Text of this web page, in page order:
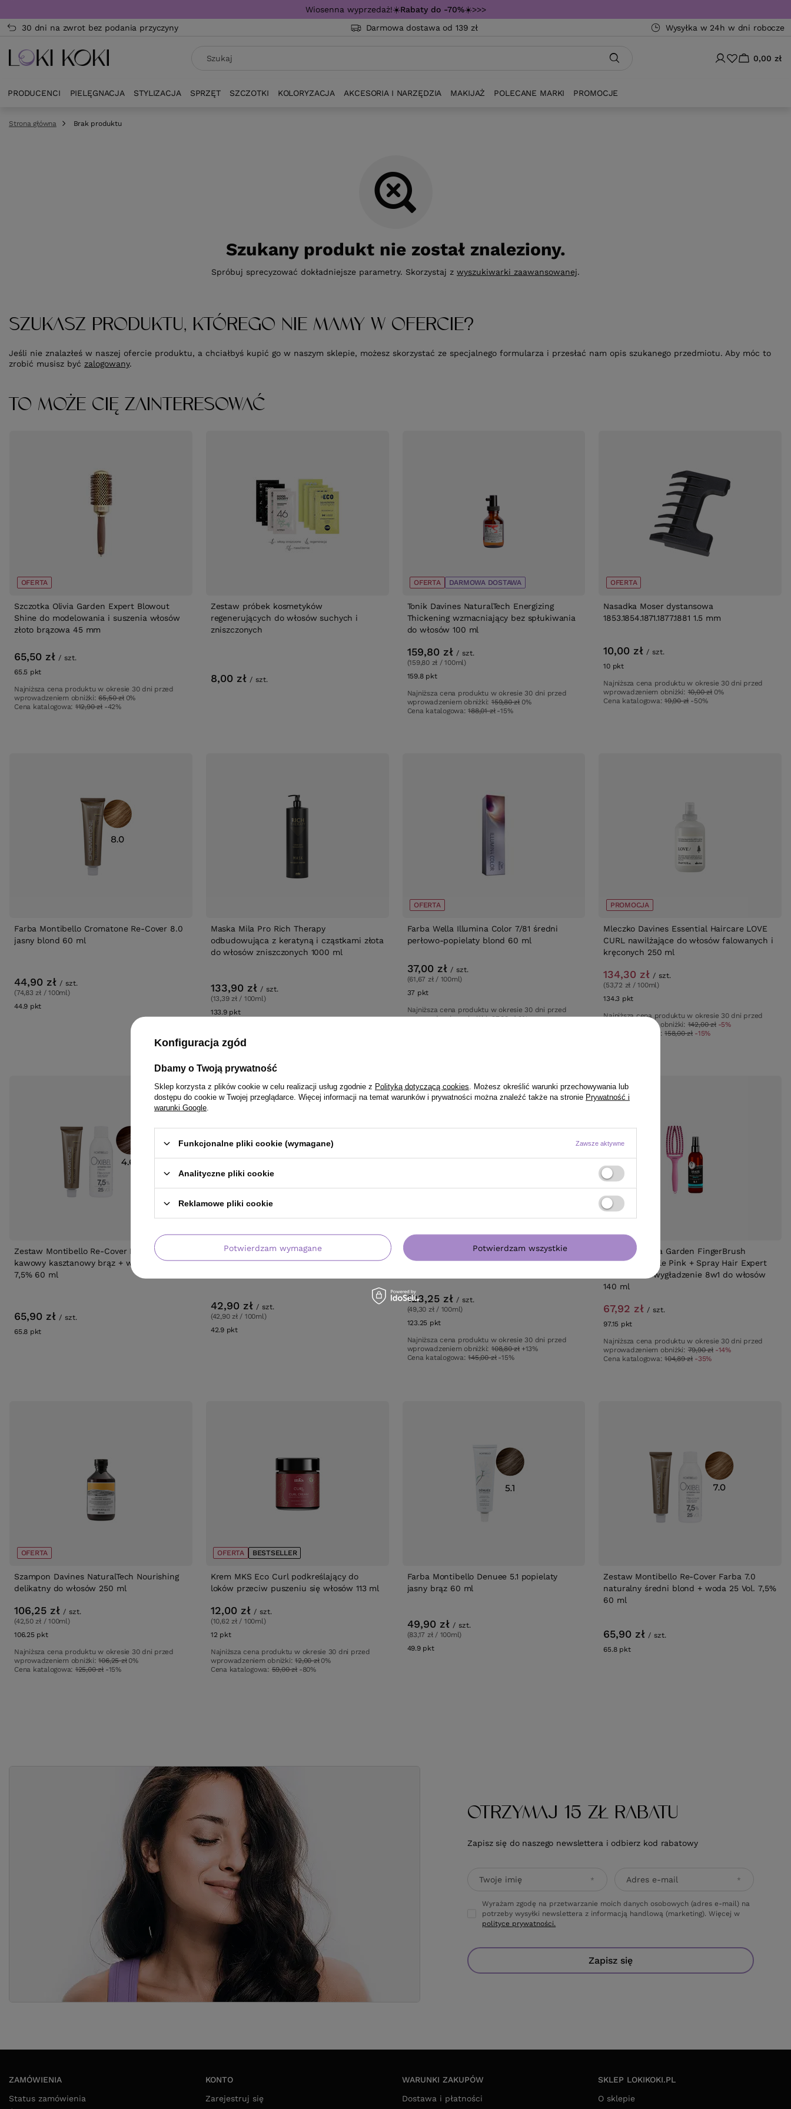
Wiosenna wyprzedaż!☀️Rabaty do -70%☀️>>>
30 dni na zwrot bez podania przyczyny
Darmowa dostawa od 139 zł Wysyłka w 24h w dni robocze
0,00 zł
PRODUCENCI PIELĘGNACJA STYLIZACJA SPRZĘT SZCZOTKI KOLORYZACJA AKCESORIA I NARZĘDZIA MAKIJAŻ POLECANE MARKI PROMOCJE
Strona główna Brak produktu
Szukany produkt nie został znaleziony.
Spróbuj sprecyzować dokładniejsze parametry. Skorzystaj z wyszukiwarki zaawansowanej.
SZUKASZ PRODUKTU, KTÓREGO NIE MAMY W OFERCIE?
Jeśli nie znalazłeś w naszej ofercie produktu, a chciałbyś kupić go w naszym sklepie, możesz skorzystać ze specjalnego formularza i przesłać nam opis szukanego przedmiotu. Aby móc to
zrobić musisz być zalogowany.
TO MOŻE CIĘ ZAINTERESOWAĆ
OFERTA
Szczotka Olivia Garden Expert Blowout
Shine do modelowania i suszenia włosów
złoto brązowa 45 mm
65,50 zł / szt.
65.5 pkt
Najniższa cena produktu w okresie 30 dni przed
wprowadzeniem obniżki:65,50 zł 0%
Cena katalogowa: 112,90 zł -42%
Zestaw próbek kosmetyków
regenerujących do włosów suchych i
zniszczonych
8,00 zł / szt.
OFERTA DARMOWA DOSTAWA
Tonik Davines NaturalTech Energizing
Thickening wzmacniający bez spłukiwania
do włosów 100 ml
159,80 zł / szt.
(159,80 zł / 100ml)
159.8 pktpunktów
Najniższa cena produktu w okresie 30 dni przed
wprowadzeniem obniżki: 159,80 zł 0%
Cena katalogowa:188,01 zł -15%
OFERTA
Nasadka Moser dystansowa
1853.1854.1871.1877.1881 1.5 mm
10,00 zł / szt.
10 pktpunktów
Najniższa cena produktu w okresie 30 dni przed
wprowadzeniem obniżki: 10,00 zł 0%
Cena katalogowa:19,90 zł -50%
Farba Montibello Cromatone Re-Cover 8.0
jasny blond 60 ml
44,90 zł / szt.
(74,83 zł / 100ml)
44.9 pkt
Maska Mila Pro Rich Therapy
odbudowująca z keratyną i cząstkami złota
do włosów zniszczonych 1000 ml
133,90 zł / szt.
(13,39 zł / 100ml)
133.9 pktpunktów
OFERTA
Farba Wella Illumina Color 7/81 średni
perłowo-popielaty blond 60 ml
37,00 zł / szt.
(61,67 zł / 100ml)
37 pkt
Najniższa cena produktu w okresie 30 dni przed
wprowadzeniem obniżki:37,00 zł 0%
PROMOCJA
Mleczko Davines Essential Haircare LOVE
CURL nawilżające do włosów falowanych i
kręconych 250 ml
134,30 zł / szt.
(53,72 zł / 100ml)
134.3 pkt
Najniższa cena produktu w okresie 30 dni przed
wprowadzeniem obniżki: 142,00 zł -5%
Cena katalogowa:158,00 zł -15%
Zestaw Montibello Re-Cover Farba 4.62
kawowy kasztanowy brąz + woda 25 Vol.
7,5% 60 ml
65,90 zł / szt.
65.8 pkt
Farba Mila Milaton High Cover Natural 5.0
naturalny jasny brąz 100 ml
42,90 zł / szt.
(42,90 zł / 100ml)
42.9 pktpunktów
Odżywka Davines Essential Haircare
NOUNOU wzmacniająca włosy suche i
123,25 zł / szt.
(49,30 zł / 100ml)
123.25 pkt
Najniższa cena produktu w okresie 30 dni przed
wprowadzeniem obniżki: 108,80 zł +13%
Cena katalogowa:145,00 zł -15%
Szczotka Olivia Garden FingerBrush
Medium Bubble Pink + Spray Hair Expert
nawilżenie i wygładzenie 8w1 do włosów
140 ml
67,92 zł / szt.
97.15 pkt
Najniższa cena produktu w okresie 30 dni przed
wprowadzeniem obniżki: 79,90 zł -14%
Cena katalogowa:104,89 zł -35%
OFERTA
Szampon Davines NaturalTech Nourishing
delikatny do włosów 250 ml
106,25 zł / szt.
(42,50 zł / 100ml)
106.25 pktpunktów
Najniższa cena produktu w okresie 30 dni przed
wprowadzeniem obniżki:106,25 zł 0%
Cena katalogowa: 125,00 zł -15%
OFERTA BESTSELLER
Krem MKS Eco Curl podkreślający do
loków przeciw puszeniu się włosów 113 ml
12,00 zł / szt.
(10,62 zł / 100ml)
12 pktpunktów
Najniższa cena produktu w okresie 30 dni przed
wprowadzeniem obniżki:12,00 zł 0%
Cena katalogowa:59,00 zł -80%
Farba Montibello Denuee 5.1 popielaty
jasny brąz 60 ml
49,90 zł / szt.
(83,17 zł / 100ml)
49.9 pktpunktów
Zestaw Montibello Re-Cover Farba 7.0
naturalny średni blond + woda 25 Vol. 7,5%
60 ml
65,90 zł / szt.
65.8 pktpunktów
OTRZYMAJ 15 ZŁ RABATU
Zapisz się do naszego newslettera i odbierz kod rabatowy
Twoje imię Adres e-mail
Wyrażam zgodę na przetwarzanie moich danych osobowych (adres e-mail) na
potrzeby wysyłki newslettera z informacją handlową (marketing). Więcej w
polityce prywatności.
Zapisz się
ZAMÓWIENIA
Status zamówienia
KONTO
Zarejestruj się
WARUNKI ZAKUPÓW
Dostawa i płatności
SKLEP LOKIKOKI.PL
O sklepie
Konfiguracja zgód
Dbamy o Twoją prywatność
Sklep korzysta z plików cookie w celu realizacji usług zgodnie z Polityką dotyczącą cookies . Możesz określić warunki przechowywania lub
dostępu do cookie w Twojej przeglądarce. Więcej informacji na temat warunków i prywatności można znaleźć także na stronie Prywatność i
warunki Google
Funkcjonalne pliki cookie (wymagane) Zawsze aktywne
Analityczne pliki cookie
Reklamowe pliki cookie
Potwierdzam wymagane Potwierdzam wszystkie